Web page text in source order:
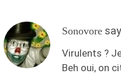
Sonovore
Virulents ?
Beh oui, on